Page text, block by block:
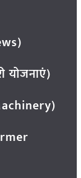
योजनाएं)